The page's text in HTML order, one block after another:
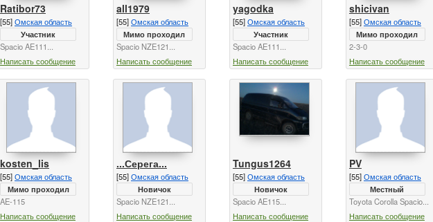
Ratibor73
[55]Омская область
Участник
Spacio AE111...
Написать сообщение
all1979
[55]Омская область
Мимо проходил
Spacio NZE121...
Написать сообщение
yagodka
[55]Омская область
Участник
Spacio AE111...
Написать сообщение
shicivan
[55]Омская область
Мимо проходил
2-3-0
Написать сообщение
kosten_lis
[55]Омская область
Мимо проходил
AE-115
Написать сообщение
...Серега...
[55]Омская область
Новичок
Spacio NZE121...
Написать сообщение
Tungus1264
[55]Омская область
Новичок
Spacio AE115...
Написать сообщение
PV
[55]Омская область
Местный
Toyota Corolla Spacio...
Написать сообщение